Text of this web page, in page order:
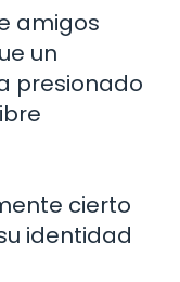
amigos
un
presionado
cierto
identidad